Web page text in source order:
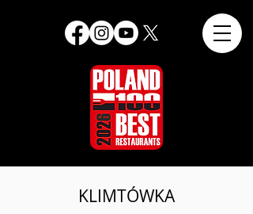
KLIMTÓWKA